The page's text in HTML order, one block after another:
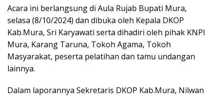
Acara ini berlangsung di Aula Rujab Bupati Mura,
selasa (8/10/2024) dan dibuka oleh Kepala DKOP
Kab.Mura, Sri Karyawati serta dihadiri oleh pihak KNPI
Mura, Karang Taruna, Tokoh Agama, Tokoh
Masyarakat, peserta pelatihan dan tamu undangan
lainnya.
Dalam laporannya Sekretaris DKOP Kab.Mura, Nilwan